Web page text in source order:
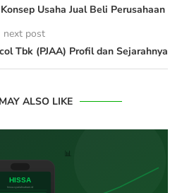
Usaha Jual Beli Perusahaan
next post
Tbk (PJAA) Profil dan Sejarahnya
ALSO LIKE